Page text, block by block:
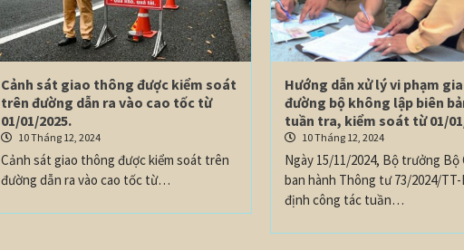
Cảnh sát giao thông được kiểm soát
trên đường dẫn ra vào cao tốc từ
01/01/2025.
10 Tháng 12, 2024
Cảnh sát giao thông được kiểm soát trên
đường dẫn ra vào cao tốc từ…
Hướng dẫn xử lý vi phạm
đường bộ không lập biên
tuần tra, kiểm soát từ 01/
10 Tháng 12, 2024
Ngày 15/11/2024, Bộ trưởng Bộ
ban hành Thông tư 73/2024/TT-
định công tác tuần…